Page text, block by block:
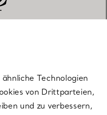
Technologien
von Drittparteien,
und zu verbessern,